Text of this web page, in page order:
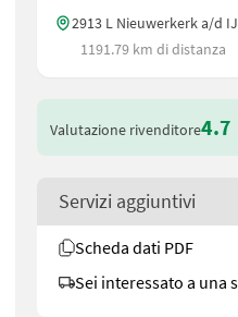
2913 L Nieuwerkerk a/d
1191.79 km di distanza
Valutazione rivenditore4.7
Servizi aggiuntivi
Scheda dati PDF
Sei interessato a una